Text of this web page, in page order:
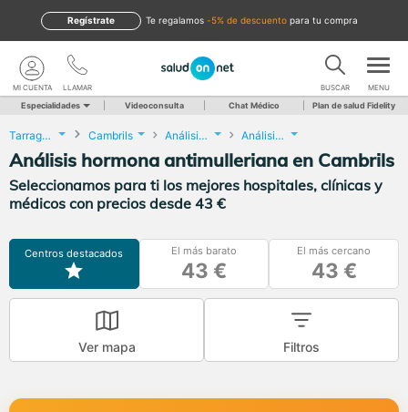
te regalamos -5% de descuento para tu compra
Regístrate
LLAMAR
MI CUENTA BUSCAR MENU
Especialidades Videoconsulta Chat Médico Plan de salud Fidelity
Tarragona Cambrils Análisis Clínicos Análisis hormona antimulleriana
Análisis hormona antimulleriana en Cambrils
Seleccionamos para ti los mejores hospitales, clínicas y
médicos con precios desde 43 €
Centros destacados El más barato
43 €
El más cercano
43 €
Ver mapa Filtros